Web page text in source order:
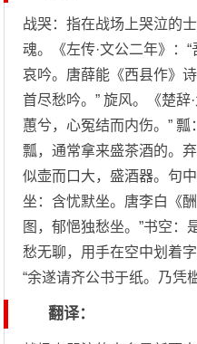
战哭：指在战场上哭泣的
魂。《左传·文公二年》：“
哀吟。唐薛能《西县作》
首尽愁吟。” 旋风。《楚辞
蕙兮，心冤结而内伤。”
瓢，通常拿来盛茶酒的。弃
似壶而口大，盛酒器。句
坐：含忧默坐。唐李白《
图，郁悒独愁坐。”书空：
愁无聊，用手在空中划着
“余遂请齐公书于纸。乃凭
翻译：